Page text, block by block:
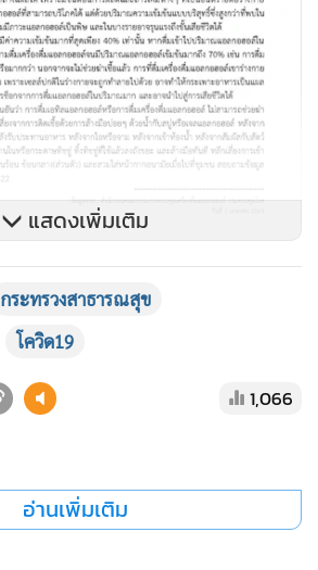
กระทรวงสาธารณสุข
โควิด19
1,066
อ่านเพิ่มเติม